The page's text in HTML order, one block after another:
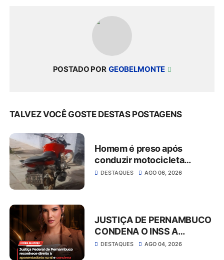
POSTADO POR GEOBELMONTE
TALVEZ VOCÊ GOSTE DESTAS POSTAGENS
Homem é preso após
conduzir motocicleta
embriagado e resistir à
DESTAQUES AGO 06, 2026
JUSTIÇA DE PERNAMBUCO
CONDENA O INSS A
CONCEDER
DESTAQUES AGO 04, 2026